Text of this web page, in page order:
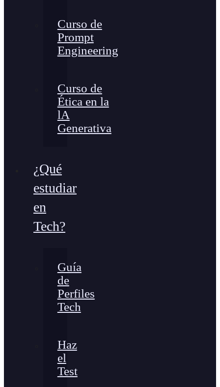
Curso de
Prompt
Engineering
Curso de
Ética en la
lA
Generativa
¿Qué
estudiar
en
Tech?
Guía
de
Perfiles
Tech
Haz
el
Test